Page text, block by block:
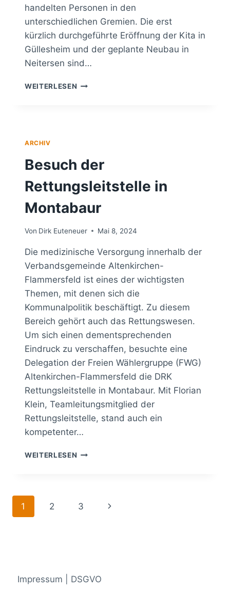
handelten Personen in den
unterschiedlichen Gremien. Die erst
kürzlich durchgeführte Eröffnung der Kita in
Güllesheim und der geplante Neubau in
Neitersen sind…
WEITERLESEN JUBILÄEN
ARCHIV
Besuch der
Rettungsleitstelle in
Montabaur
Von Dirk Euteneuer Mai 8, 2024
Die medizinische Versorgung innerhalb der
Verbandsgemeinde Altenkirchen-
Flammersfeld ist eines der wichtigsten
Themen, mit denen sich die
Kommunalpolitik beschäftigt. Zu diesem
Bereich gehört auch das Rettungswesen.
Um sich einen dementsprechenden
Eindruck zu verschaffen, besuchte eine
Delegation der Freien Wählergruppe (FWG)
Altenkirchen-Flammersfeld die DRK
Rettungsleitstelle in Montabaur. Mit Florian
Klein, Teamleitungsmitglied der
Rettungsleitstelle, stand auch ein
kompetenter…
WEITERLESEN BESUCH
Seitennavigation
1 2 3
Nächste
Impressum | DSGVO